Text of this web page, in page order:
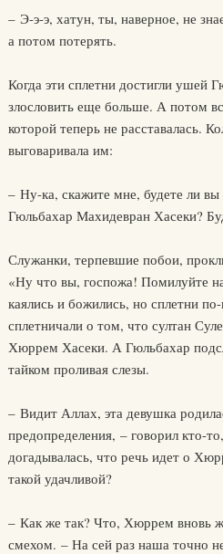
– Э-э-э, хатун, ты, наверное, не
а потом потерять.
Когда эти сплетни достигли ушей
злословить еще больше. А потом
которой теперь не расставалась.
выговаривала им:
– Ну-ка, скажите мне, будете ли
Гюльбахар Махидевран Хасеки?
Служанки, терпевшие побои,
«Ну что вы, госпожа! Помилуйте
каялись и божились, но сплетни
сплетничали о том, что султан
Хюррем Хасеки. А Гюльбахар
тайком проливая слезы.
– Видит Аллах, эта девушка
предопределения, – говорил кто-
догадывалась, что речь идет о
такой удачливой?
– Как же так? Что, Хюррем вновь
смехом. – На сей раз наша точно